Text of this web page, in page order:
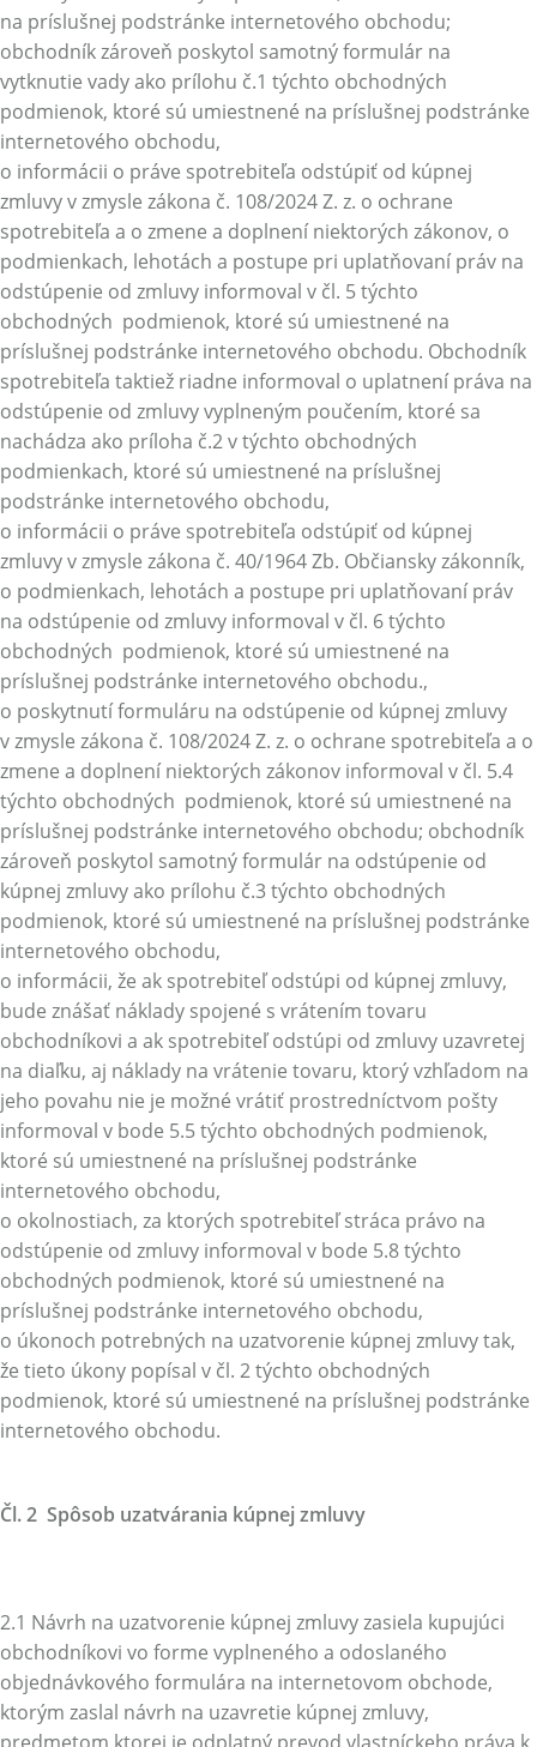
na príslušnej podstránke internetového obchodu;
obchodník zároveň poskytol samotný formulár na
vytknutie vady ako prílohu č.1 týchto obchodných
podmienok, ktoré sú umiestnené na príslušnej podstránke
internetového obchodu,
o informácii o práve spotrebiteľa odstúpiť od kúpnej
zmluvy v zmysle zákona č. 108/2024 Z. z. o ochrane
spotrebiteľa a o zmene a doplnení niektorých zákonov, o
podmienkach, lehotách a postupe pri uplatňovaní práv na
odstúpenie od zmluvy informoval v čl. 5 týchto
obchodných podmienok, ktoré sú umiestnené na
príslušnej podstránke internetového obchodu. Obchodník
spotrebiteľa taktiež riadne informoval o uplatnení práva na
odstúpenie od zmluvy vyplneným poučením, ktoré sa
nachádza ako príloha č.2 v týchto obchodných
podmienkach, ktoré sú umiestnené na príslušnej
podstránke internetového obchodu,
o informácii o práve spotrebiteľa odstúpiť od kúpnej
zmluvy v zmysle zákona č. 40/1964 Zb. Občiansky zákonník,
o podmienkach, lehotách a postupe pri uplatňovaní práv
na odstúpenie od zmluvy informoval v čl. 6 týchto
obchodných podmienok, ktoré sú umiestnené na
príslušnej podstránke internetového obchodu.,
o poskytnutí formuláru na odstúpenie od kúpnej zmluvy
v zmysle zákona č. 108/2024 Z. z. o ochrane spotrebiteľa a o
zmene a doplnení niektorých zákonov informoval v čl. 5.4
týchto obchodných podmienok, ktoré sú umiestnené na
príslušnej podstránke internetového obchodu; obchodník
zároveň poskytol samotný formulár na odstúpenie od
kúpnej zmluvy ako prílohu č.3 týchto obchodných
podmienok, ktoré sú umiestnené na príslušnej podstránke
internetového obchodu,
o informácii, že ak spotrebiteľ odstúpi od kúpnej zmluvy,
bude znášať náklady spojené s vrátením tovaru
obchodníkovi a ak spotrebiteľ odstúpi od zmluvy uzavretej
na diaľku, aj náklady na vrátenie tovaru, ktorý vzhľadom na
jeho povahu nie je možné vrátiť prostredníctvom pošty
informoval v bode 5.5 týchto obchodných podmienok,
ktoré sú umiestnené na príslušnej podstránke
internetového obchodu,
o okolnostiach, za ktorých spotrebiteľ stráca právo na
odstúpenie od zmluvy informoval v bode 5.8 týchto
obchodných podmienok, ktoré sú umiestnené na
príslušnej podstránke internetového obchodu,
o úkonoch potrebných na uzatvorenie kúpnej zmluvy tak,
že tieto úkony popísal v čl. 2 týchto obchodných
podmienok, ktoré sú umiestnené na príslušnej podstránke
internetového obchodu.
Čl. 2 Spôsob uzatvárania kúpnej zmluvy
2.1 Návrh na uzatvorenie kúpnej zmluvy zasiela kupujúci
obchodníkovi vo forme vyplneného a odoslaného
objednávkového formulára na internetovom obchode,
ktorým zaslal návrh na uzavretie kúpnej zmluvy,